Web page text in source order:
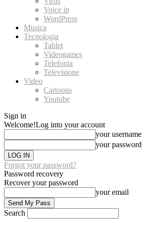
Voice ip
WordPress
Musica
Tecnologia
Tablet
Videogames
Telefonia
Televisione
Video
Cartoons
Youtube
Sign in
Welcome!Log into your account
your username
your password
Forgot your password?
Password recovery
Recover your password
your email
Search